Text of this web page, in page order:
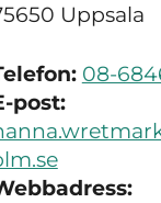
Uppsala
08-
post: